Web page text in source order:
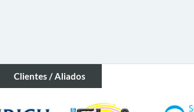
Clientes / Aliados